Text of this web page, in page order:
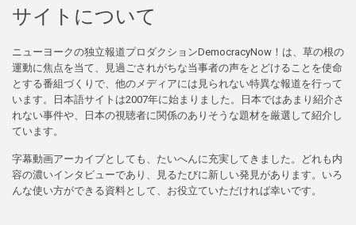
サイトについて
ニューヨークの独立報道プロダクションDemocracyNow！は、草の根の
運動に焦点を当て、見過ごされがちな当事者の声をとどけることを使命
とする番組づくりで、他のメディアには見られない特異な報道を行って
います。日本語サイトは2007年に始まりました。日本ではあまり紹介さ
れない事件や、日本の視聴者に関係のありそうな題材を厳選して紹介し
ています。
字幕動画アーカイブとしても、たいへんに充実してきました。どれも内
容の濃いインタビューであり、見るたびに新しい発見があります。いろ
んな使い方ができる資料として、お役立ていただければ幸いです。